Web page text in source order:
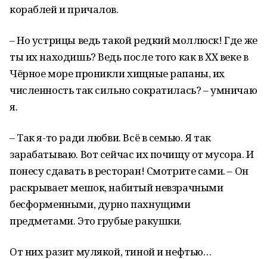
кораблей и причалов.
– Но устрицы ведь такой редкий моллюск! Где же
ты их находишь? Ведь после того как в ХХ веке в
Чёрное море проникли хищные рапаны, их
численность так сильно сократилась? – умничаю
я.
– Так я-то ради любви. Всё в семью. Я так
зарабатываю. Вот сейчас их почищу от мусора. И
понесу сдавать в ресторан! Смотрите сами. – Он
раскрывает мешок, набитый невзрачными
бесформенными, дурно пахнущими
предметами. Это грубые ракушки.
От них разит мулякой, тиной и нефтью…